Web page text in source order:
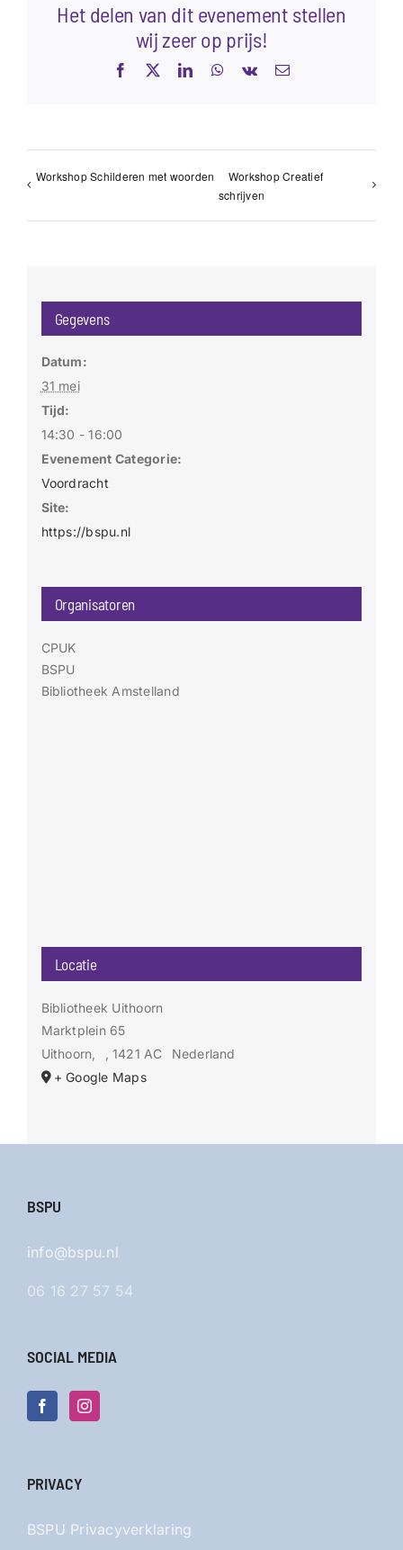
Het delen van dit evenement stellen
wij zeer op prijs!
Facebook LinkedInWhatsApp
Vk
E-
Workshop Schilderen met woorden
Workshop Creatief
schrijven
Gegevens
Datum:
31 mei
Tijd:
14:30 - 16:00
Evenement Categorie:
Voordracht
Site:
https://bspu.nl
Organisatoren
CPUK
BSPU
Bibliotheek Amstelland
Locatie
Bibliotheek Uithoorn
Marktplein 65
Uithoorn
, 1421 AC
Nederland
+ Google Maps
BSPU
info@bspu.nl
06 16 27 57 54
SOCIAL MEDIA
PRIVACY
BSPU Privacyverklaring